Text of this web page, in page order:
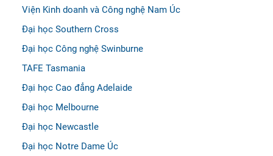
Viện Kinh doanh và Công nghệ Nam Úc
Đại học Southern Cross
Đại học Công nghệ Swinburne
TAFE Tasmania
Đại học Cao đẳng Adelaide
Đại học Melbourne
Đại học Newcastle
Đại học Notre Dame Úc